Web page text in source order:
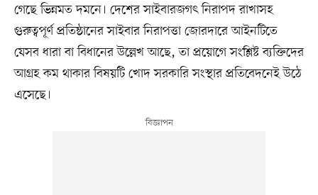
গেছে ভিন্নমত দমনে। দেশের সাইবারজগৎ নিরাপদ রাখাসহ
গুরুত্বপূর্ণ প্রতিষ্ঠানের সাইবার নিরাপত্তা জোরদারে আইনটিতে
যেসব ধারা বা বিধানের উল্লেখ আছে, তা প্রয়োগে সংশ্লিষ্ট ব্যক্তিদের
আগ্রহ কম থাকার বিষয়টি খোদ সরকারি সংস্থার প্রতিবেদনেই উঠে
এসেছে।